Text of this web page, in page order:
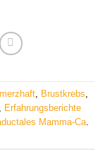
Brustkrebs
Erfahrungsberichte
Mamma-Ca